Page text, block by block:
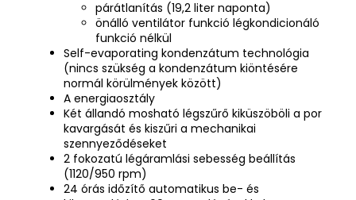
párátlanítás (19,2 liter naponta)
önálló ventilátor funkció légkondicionáló
funkció nélkül
Self-evaporating kondenzátum technológia
(nincs szükség a kondenzátum kiöntésére
normál körülmények között)
A energiaosztály
Két állandó mosható légszűrő kiküszöböli a por
kavargását és kiszűri a mechanikai
szennyeződéseket
2 fokozatú légáramlási sebesség beállítás
(1120/950 rpm)
24 órás időzítő automatikus be- és